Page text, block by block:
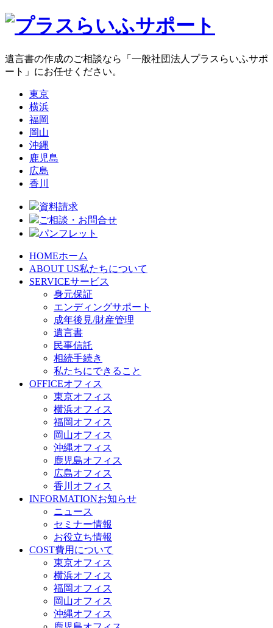
遺言書の作成のご相談なら「一般社団法人プラスらいふサポ
ート」にお任せください。
東京
横浜
福岡
岡山
沖縄
鹿児島
広島
香川
資料請求
ご相談・お問合せ
パンフレット
HOMEホーム
ABOUT US私たちについて
SERVICEサービス
身元保証
エンディングサポート
成年後見/財産管理
遺言書
民事信託
相続手続き
私たちにできること
OFFICEオフィス
東京オフィス
横浜オフィス
福岡オフィス
岡山オフィス
沖縄オフィス
鹿児島オフィス
広島オフィス
香川オフィス
INFORMATIONお知らせ
ニュース
セミナー情報
お役立ち情報
COST費用について
東京オフィス
横浜オフィス
福岡オフィス
岡山オフィス
沖縄オフィス